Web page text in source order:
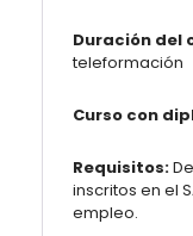
Duración del
teleformación
Curso con
Requisitos:
inscritos en el
empleo.